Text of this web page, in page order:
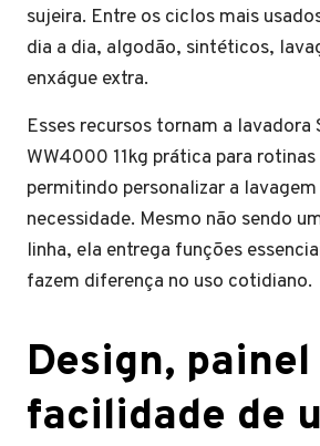
sujeira. Entre os ciclos mais
dia a dia, algodão, sintéticos,
enxágue extra.
Esses recursos tornam a lavadora
WW4000 11kg prática para
permitindo personalizar a
necessidade. Mesmo não sendo
linha, ela entrega funções
fazem diferença no uso cotidiano.
Design, painel
facilidade de